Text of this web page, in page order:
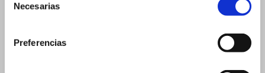
Necesarias
Preferencias
15 ml
30 ml – 26×90 mm